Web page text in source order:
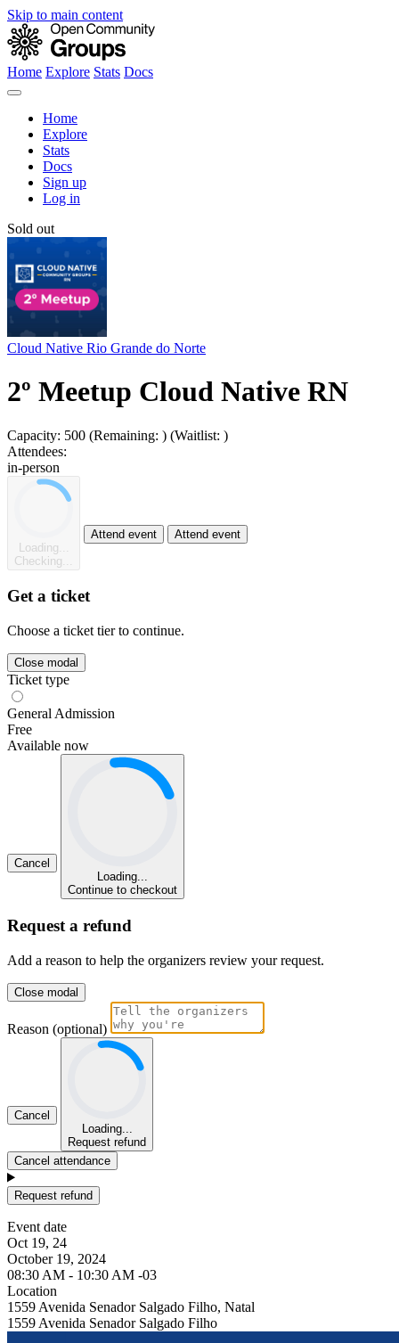
Skip to main content
Home Explore Stats Docs
Home
Explore
Stats
Docs
Sign up
Log in
Sold out
Cloud Native Rio Grande do Norte
2º Meetup Cloud Native RN
Capacity: 500 (Remaining: ) (Waitlist: )
Attendees:
in-person
Loading...
Checking...
Attend event Attend event
Get a ticket
Choose a ticket tier to continue.
Close modal
Ticket type
General Admission
Free
Available now
Cancel
Loading...
Continue to checkout
Request a refund
Add a reason to help the organizers review your request.
Close modal
Reason (optional)
Cancel
Loading...
Request refund
Cancel attendance
Request refund
Event date
Oct 19, 24
October 19, 2024
08:30 AM - 10:30 AM -03
Location
1559 Avenida Senador Salgado Filho, Natal
1559 Avenida Senador Salgado Filho